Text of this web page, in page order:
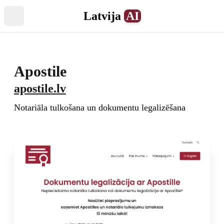
Latvija AI
Apostile
apostile.lv
Notariāla tulkošana un dokumentu legalizēšana